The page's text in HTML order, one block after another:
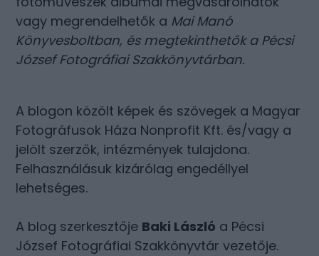
vagy megrendelhetők a Mai Manó
Könyvesboltban, és megtekinthetők a Pécsi
József Fotográfiai Szakkönyvtárban.
A blogon közölt képek és szövegek a Magyar
Fotográfusok Háza Nonprofit Kft. és/vagy a
jelölt szerzők, intézmények tulajdona.
Felhasználásuk kizárólag engedéllyel
lehetséges.
A blog szerkesztője Baki László a Pécsi
József Fotográfiai Szakkönyvtár vezetője.